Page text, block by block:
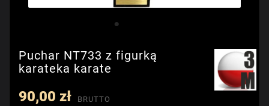
Puchar NT733 z figurką
karateka karate
90,00 zł BRUTTO